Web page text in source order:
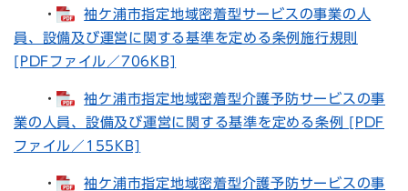
・
袖ケ浦市指定地域密着型サービスの事業の人
員、設備及び運営に関する基準を定める条例施行規則
[PDFファイル／706KB]
・
袖ケ浦市指定地域密着型介護予防サービスの事
業の人員、設備及び運営に関する基準を定める条例 [PDF
ファイル／155KB]
・
袖ケ浦市指定地域密着型介護予防サービスの事